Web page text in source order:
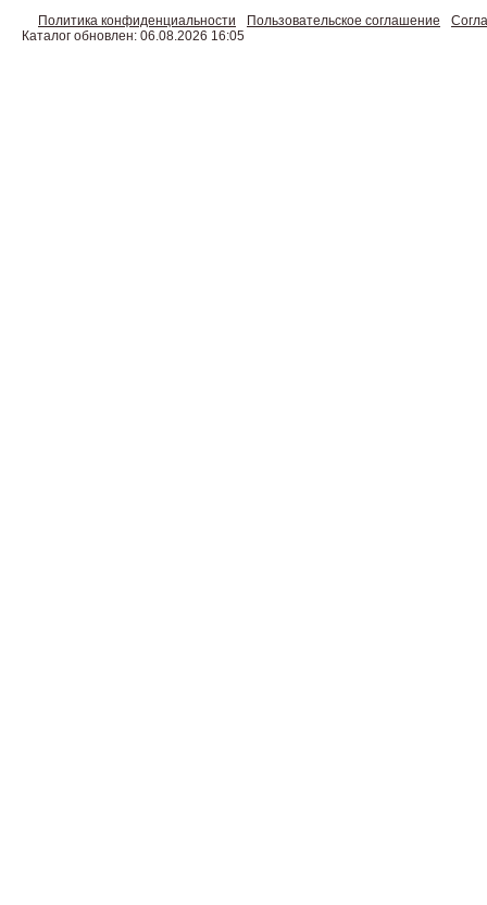
Политика конфиденциальности Пользовательское соглашение
Каталог обновлен: 06.08.2026 16:05